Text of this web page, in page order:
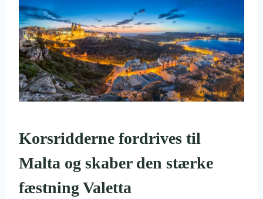
Korsridderne fordrives til
Malta og skaber den stærke
fæstning Valetta